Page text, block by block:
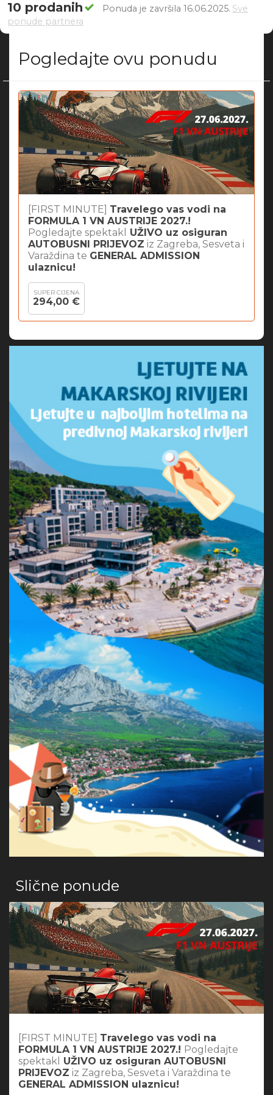
10 prodanih Ponuda je završila 16.06.2025. Sve
ponude partnera
Pogledajte ovu ponudu
[FIRST MINUTE] Travelego vas vodi na
FORMULA 1 VN AUSTRIJE 2027.!
Pogledajte spektakl UŽIVO uz osiguran
AUTOBUSNI PRIJEVOZ iz Zagreba, Sesveta i
Varaždina te GENERAL ADMISSION
ulaznicu!
SUPER CIJENA
294,00 €
Slične ponude
[FIRST MINUTE] Travelego vas vodi na
FORMULA 1 VN AUSTRIJE 2027.! Pogledajte
spektakl UŽIVO uz osiguran AUTOBUSNI
PRIJEVOZ iz Zagreba, Sesveta i Varaždina te
GENERAL ADMISSION ulaznicu!